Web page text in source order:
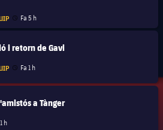
Data de publicació
Fa 5 h
i retorn de Gavi
Data de publicació
Fa 1 h
a Tànger
Data de publicació
h